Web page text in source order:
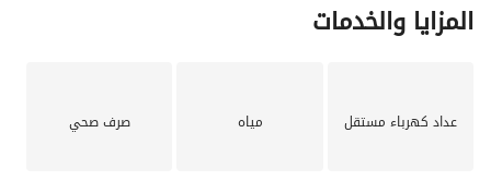
المزايا والخدمات
عداد كهرباء مستقل مياه صرف صحي